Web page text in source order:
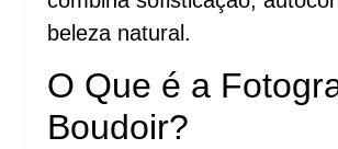
beleza natural.
O Que é a
Boudoir?